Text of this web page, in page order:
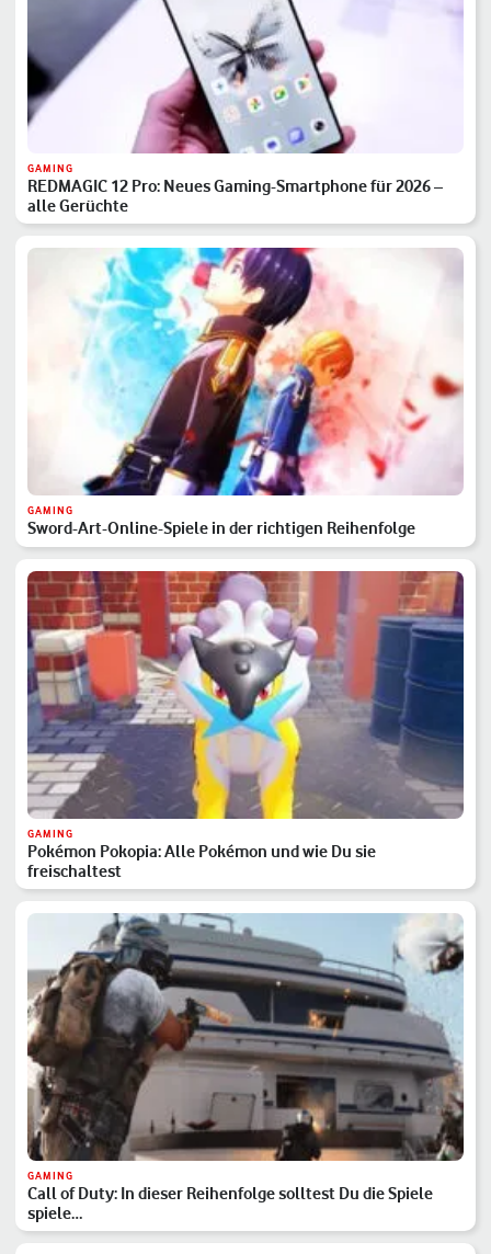
GAMING
REDMAGIC 12 Pro: Neues Gaming-Smartphone für 2026 –
alle Gerüchte
GAMING
Sword-Art-Online-Spiele in der richtigen Reihenfolge
GAMING
Pokémon Pokopia: Alle Pokémon und wie Du sie
freischaltest
GAMING
Call of Duty: In dieser Reihenfolge solltest Du die Spiele
spiele…